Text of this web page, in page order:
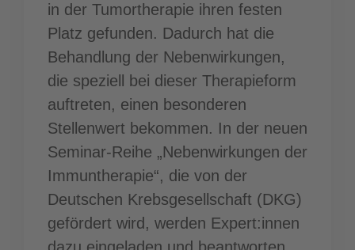
in der Tumortherapie ihren festen
Platz gefunden. Dadurch hat die
Behandlung der Nebenwirkungen,
die speziell bei dieser Therapieform
auftreten, einen besonderen
Stellenwert bekommen. In der neuen
Seminar-Reihe „Nebenwirkungen der
Immuntherapie“, die von der
Deutschen Krebsgesellschaft (DKG)
gefördert wird, werden Expert:innen